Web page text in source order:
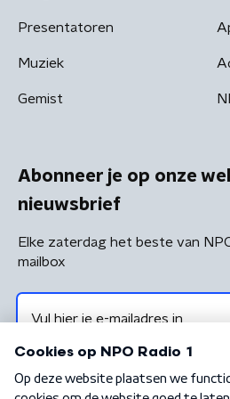
Presentatoren
Muziek
Gemist
Abonneer je op onze
nieuwsbrief
Elke zaterdag het beste van
mailbox